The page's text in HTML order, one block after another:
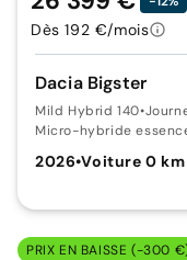
Dacia Bigster
Mild Hybrid 140•
Micro-hybride
2026•Voiture 0 km
Dès 192 €/mois
PRIX EN BAISSE (-300